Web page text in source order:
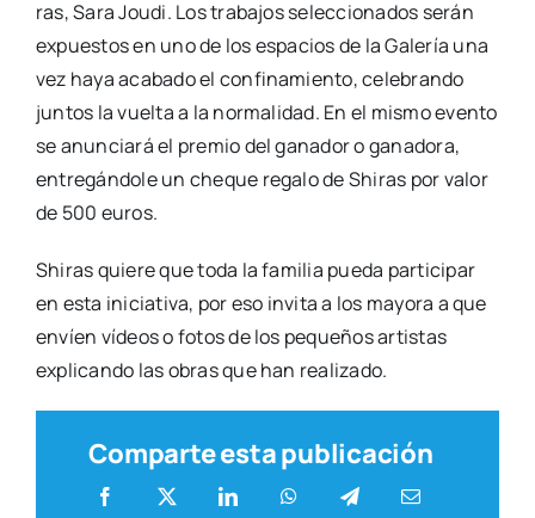
ras, Sara Jou­di. Los tra­ba­jos selec­cio­na­dos serán
expues­tos en uno de los espa­cios de la Gale­ría una
vez haya aca­ba­do el con­fi­na­mien­to, cele­bran­do
jun­tos la vuel­ta a la nor­ma­li­dad. En el mis­mo even­to
se anun­cia­rá el pre­mio del gana­dor o gana­do­ra,
entre­gán­do­le un che­que rega­lo de Shi­ras por valor
de 500 euros.
Shi­ras quie­re que toda la fami­lia pue­da par­ti­ci­par
en esta ini­cia­ti­va, por eso invi­ta a los mayo­ra a que
envíen vídeos o fotos de los peque­ños artis­tas
expli­can­do las obras que han rea­li­za­do.
Comparte esta publicación